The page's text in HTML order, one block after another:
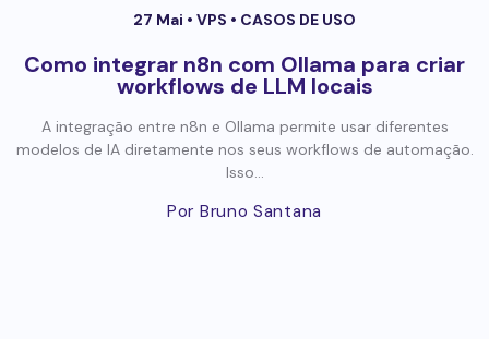
27 Mai • VPS • CASOS DE USO
Como integrar n8n com Ollama para criar
workflows de LLM locais
A integração entre n8n e Ollama permite usar diferentes
modelos de IA diretamente nos seus workflows de automação.
Isso...
Por Bruno Santana